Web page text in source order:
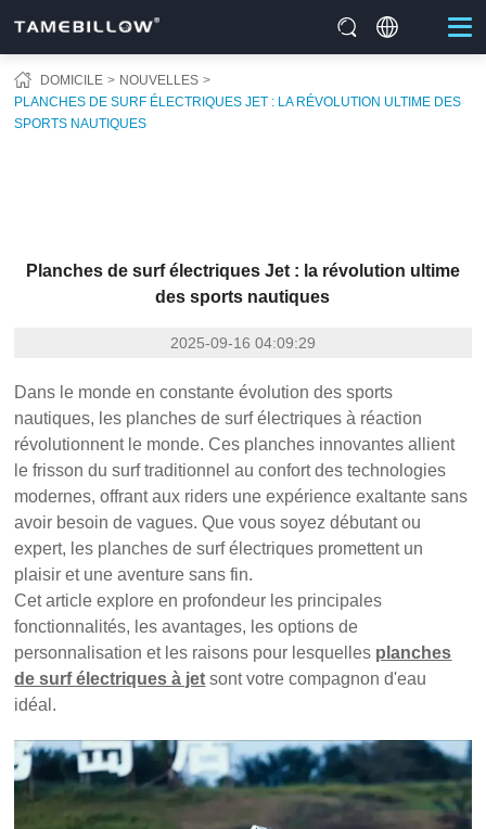
DOMICILE
NOUVELLES
PLANCHES DE SURF ÉLECTRIQUES JET : LA RÉVOLUTION ULTIME DES
SPORTS NAUTIQUES
Planches de surf électriques Jet : la révolution ultime
des sports nautiques
2025-09-16 04:09:29
Dans le monde en constante évolution des sports
nautiques, les planches de surf électriques à réaction
révolutionnent le monde. Ces planches innovantes allient
le frisson du surf traditionnel au confort des technologies
modernes, offrant aux riders une expérience exaltante sans
avoir besoin de vagues. Que vous soyez débutant ou
expert, les planches de surf électriques promettent un
plaisir et une aventure sans fin.
Cet article explore en profondeur les principales
fonctionnalités, les avantages, les options de
personnalisation et les raisons pour lesquelles planches
de surf électriques à jet sont votre compagnon d'eau
idéal.